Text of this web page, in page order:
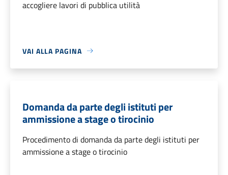
accogliere lavori di pubblica utilità
VAI ALLA PAGINA
Domanda da parte degli istituti per
ammissione a stage o tirocinio
Procedimento di domanda da parte degli istituti per
ammissione a stage o tirocinio